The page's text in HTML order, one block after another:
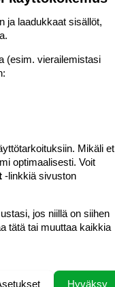
Vastaa
haasteita
että
julisti
Vastaa
huomaa tai
ja laadukkaat sisällöt,
(esim. vierailemis­tasi
Mikäli et
optimaalisesti. Voit
-linkkiä sivuston
jos niillä on siihen
tätä tai muuttaa kaikkia
Hyväksy